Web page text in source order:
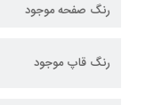
رنگ صفحه موجود
رنگ قاپ موجود